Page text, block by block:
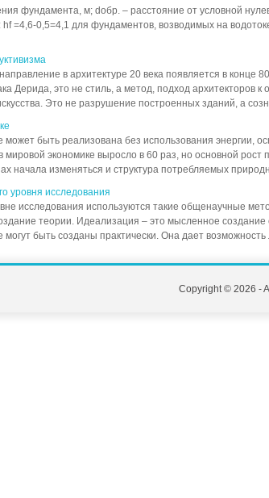
фундамента, м; dобр. – расстояние от условной
=4,6-0,5=4,1 для фундаментов, возводимых на
в архитектуре 20 века появляется в конце
Дерида, это не стиль, а метод, подход архитекторов к
Это не разрушение построенных зданий, а
может быть реализована без использования энергии,
мировой экономике выросло в 60 раз, но основной рост
начала изменяться и структура потребляемых
уровня исследования
исследования используются такие общенаучные
теории. Идеализация – это мысленное создание
могут быть созданы практически. Она дает
Copyright © 2026 -